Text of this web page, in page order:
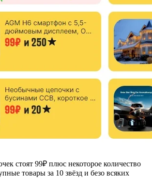
стоят 99₽ плюс некоторое количество
товары за 10 звёзд и безо всяких